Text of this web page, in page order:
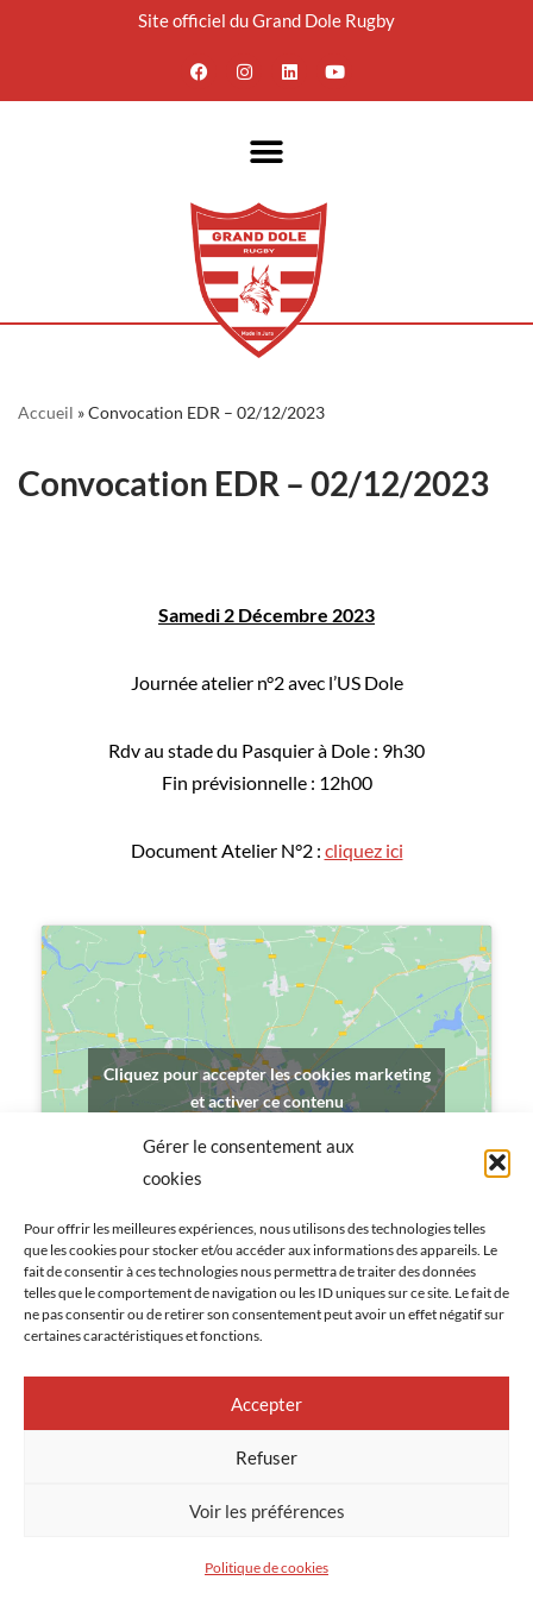
Gérer le consentement aux
cookies
Pour offrir les meilleures expériences, nous utilisons des technologies telles
que les cookies pour stocker et/ou accéder aux informations des appareils. Le
fait de consentir à ces technologies nous permettra de traiter des données
telles que le comportement de navigation ou les ID uniques sur ce site. Le fait de
ne pas consentir ou de retirer son consentement peut avoir un effet négatif sur
certaines caractéristiques et fonctions.
Accepter
Refuser
Voir les préférences
Politique de cookies
au
Site officiel du Grand Dole Rugby
Accueil »Convocation EDR – 02/12/2023
Convocation EDR – 02/12/2023
Samedi 2 Décembre 2023
Journée atelier n°2 avec l’US Dole
Rdv au stade du Pasquier à Dole : 9h30
Fin prévisionnelle : 12h00
Document Atelier N°2 : cliquez ici
Cliquez pour accepter les cookies marketing
et activer ce contenu